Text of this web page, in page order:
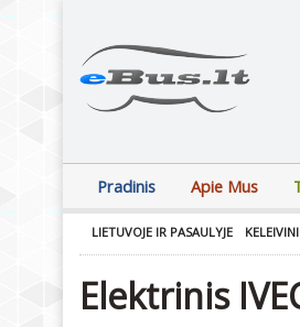
Pradinis Apie Mus
LIETUVOJE IR PASAULYJE
Elektrinis